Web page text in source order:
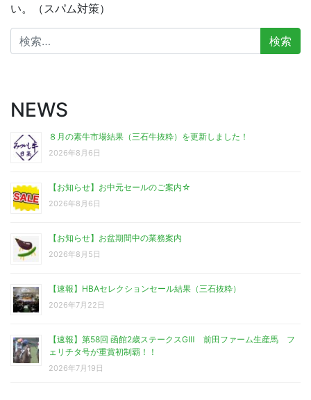
い。（スパム対策）
検
索:
NEWS
８月の素牛市場結果（三石牛抜粋）を更新しました！
2026年8月6日
【お知らせ】お中元セールのご案内☆
2026年8月6日
【お知らせ】お盆期間中の業務案内
2026年8月5日
【速報】HBAセレクションセール結果（三石抜粋）
2026年7月22日
【速報】第58回 函館2歳ステークスGⅢ 前田ファーム生産馬 フ
ェリチタ号が重賞初制覇！！
2026年7月19日